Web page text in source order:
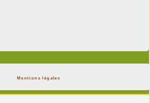
Mentions légales